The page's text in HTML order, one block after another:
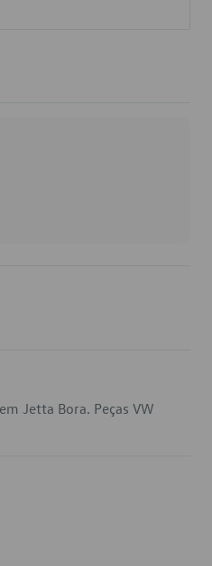
Jetta Bora. Peças VW